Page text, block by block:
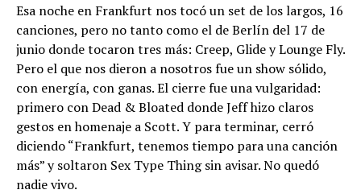
Esa noche en Frankfurt nos tocó un set de los largos, 16
canciones, pero no tanto como el de Berlín del 17 de
junio donde tocaron tres más: Creep, Glide y Lounge Fly.
Pero el que nos dieron a nosotros fue un show sólido,
con energía, con ganas. El cierre fue una vulgaridad:
primero con Dead & Bloated donde Jeff hizo claros
gestos en homenaje a Scott. Y para terminar, cerró
diciendo “Frankfurt, tenemos tiempo para una canción
más” y soltaron Sex Type Thing sin avisar. No quedó
nadie vivo.